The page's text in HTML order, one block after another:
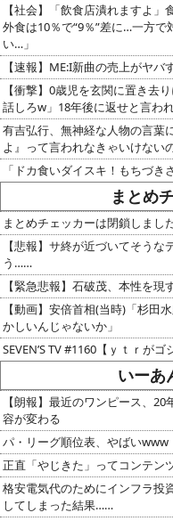
【社会】「飲食店潰れますよ
外食は10％で“9％”差に…一方
い…」
【速報】ME:I新曲の売上がヤバ
【衝撃】0歳児を玄関に置き去
話しろw」18年後に返せと言わ
有吉弘行、無神経な人物の言葉
よ』って言われなきゃいけない
「ドカ食いダイスキ！もちづき
まとめ
まとめチェッカーは閉鎖しまし
【悲報】サ終が近づいてそう
う……
【緊急悲報】石破茂、本性を現
【動画】安倍首相(当時)「杉田
かしいんじゃないか」
SEVEN’S TV #1160【ｙｔｒが
いーあ
【朗報】最近のワンピース、
容が変わる
パ・リーグ順位表、やばいwww
正直「やじきた」ってコンテン
格安電気代のためにインフラ投
してしまった結果……